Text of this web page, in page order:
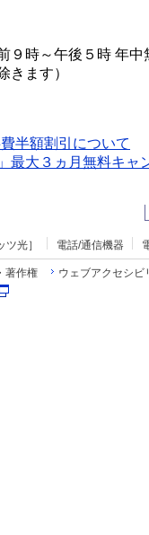
９時～午後５時 年中
きます）
半額割引について
最大３ヵ月無料キャ
光］ 電話/通信機器
著作権
ウェブアクセシビ